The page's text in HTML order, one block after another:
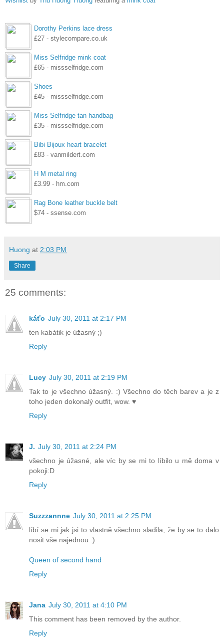
Dorothy Perkins lace dress
£27 - stylecompare.co.uk
Miss Selfridge mink coat
£65 - missselfridge.com
Shoes
£45 - missselfridge.com
Miss Selfridge tan handbag
£35 - missselfridge.com
Bibi Bijoux heart bracelet
£83 - vanmildert.com
H M metal ring
£3.99 - hm.com
Rag Bone leather buckle belt
$74 - ssense.com
Huong at 2:03 PM
Share
25 comments:
káťo July 30, 2011 at 2:17 PM
ten kabátik je úžasný ;)
Reply
Lucy July 30, 2011 at 2:19 PM
Tak to je všechno úžasný. :) Všechno do těch barev a je z
toho jeden dokonalý outfit, wow. ♥
Reply
J. July 30, 2011 at 2:24 PM
všechno je úžasné, ale víc by se mi to líbilo u mě doma v
pokoji:D
Reply
Suzzzannne July 30, 2011 at 2:25 PM
líbí se mi jak jsi to vlastně všechno sladila, že by se to dalo
nosit vše najednou :)
Queen of second hand
Reply
Jana July 30, 2011 at 4:10 PM
This comment has been removed by the author.
Reply